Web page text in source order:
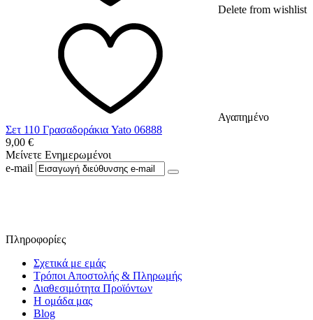
Delete from wishlist
Αγαπημένο
Σετ 110 Γρασαδοράκια Yato 06888
9,00 €
Μείνετε Ενημερωμένοι
e-mail
Πληροφορίες
Σχετικά με εμάς
Τρόποι Αποστολής & Πληρωμής
Διαθεσιμότητα Προϊόντων
Η ομάδα μας
Blog